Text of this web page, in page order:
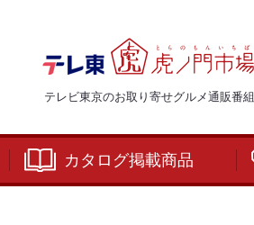
テレビ東京のお取り寄せグルメ通販番組
カタログ掲載商品